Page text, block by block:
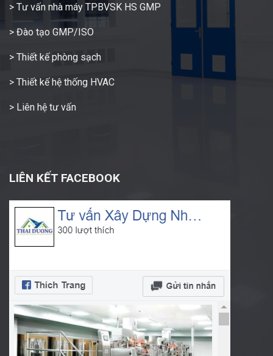
> Tư vấn nhà máy TPBVSK HS GMP
> Đào tạo GMP/ISO
> Thiết kế phòng sạch
> Thiết kế hệ thống HVAC
> Liên hệ tư vấn
LIÊN KẾT FACEBOOK